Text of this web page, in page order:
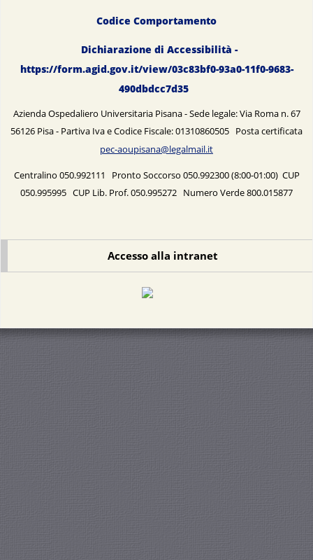
Codice Comportamento
Dichiarazione di Accessibilità -
https://form.agid.gov.it/view/03c83bf0-93a0-11f0-9683-
490dbdcc7d35
Azienda Ospedaliero Universitaria Pisana - Sede legale: Via Roma n. 67
56126 Pisa - Partiva Iva e Codice Fiscale: 01310860505 Posta certificata
pec-aoupisana@legalmail.it
Centralino 050.992111 Pronto Soccorso 050.992300 (8:00-01:00) CUP
050.995995 CUP Lib. Prof. 050.995272 Numero Verde 800.015877
Accesso alla intranet